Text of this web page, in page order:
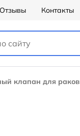
Отзывы Контакты
клапан для